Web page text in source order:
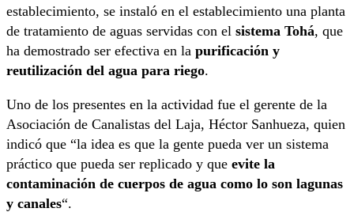
establecimiento, se instaló en el establecimiento una planta
de tratamiento de aguas servidas con el sistema Tohá, que
ha demostrado ser efectiva en la purificación y
reutilización del agua para riego.
Uno de los presentes en la actividad fue el gerente de la
Asociación de Canalistas del Laja, Héctor Sanhueza, quien
indicó que “la idea es que la gente pueda ver un sistema
práctico que pueda ser replicado y que evite la
contaminación de cuerpos de agua como lo son lagunas
y canales“.